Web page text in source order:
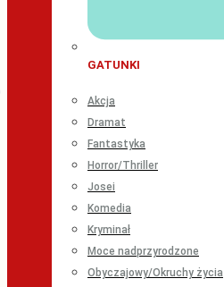
GATUNKI
Akcja
Dramat
Fantastyka
Horror/Thriller
Josei
Komedia
Kryminał
Moce nadprzyrodzone
Obyczajowy/Okruchy życia